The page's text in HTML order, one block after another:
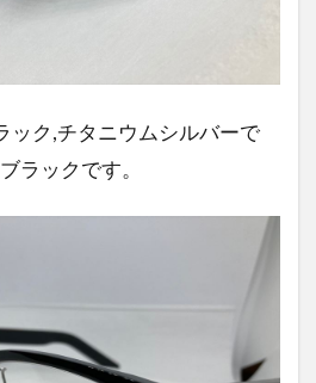
ック,チタニウムシルバーで
ラックです。